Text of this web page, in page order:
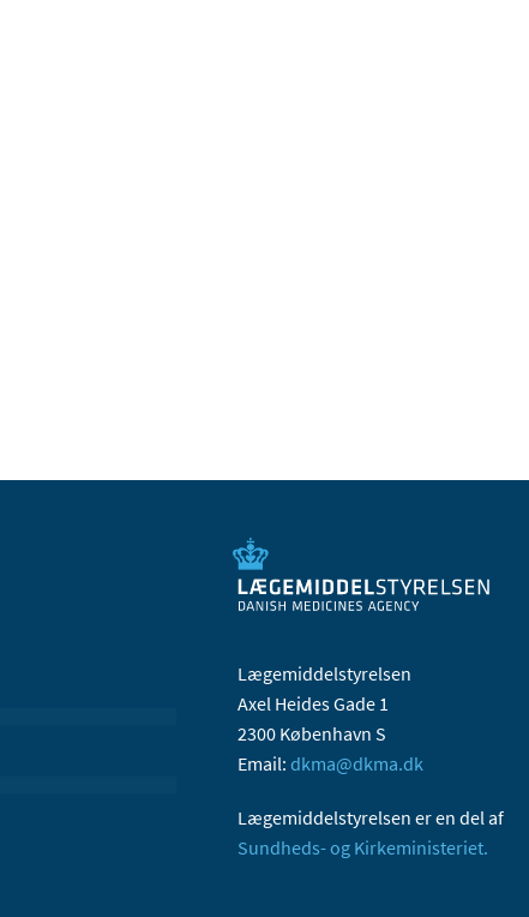
Lægemiddelstyrelsen
Axel Heides Gade 1
2300 København S
Email: dkma@dkma.dk
Lægemiddelstyrelsen er en del af
Sundheds- og Kirkeministeriet.